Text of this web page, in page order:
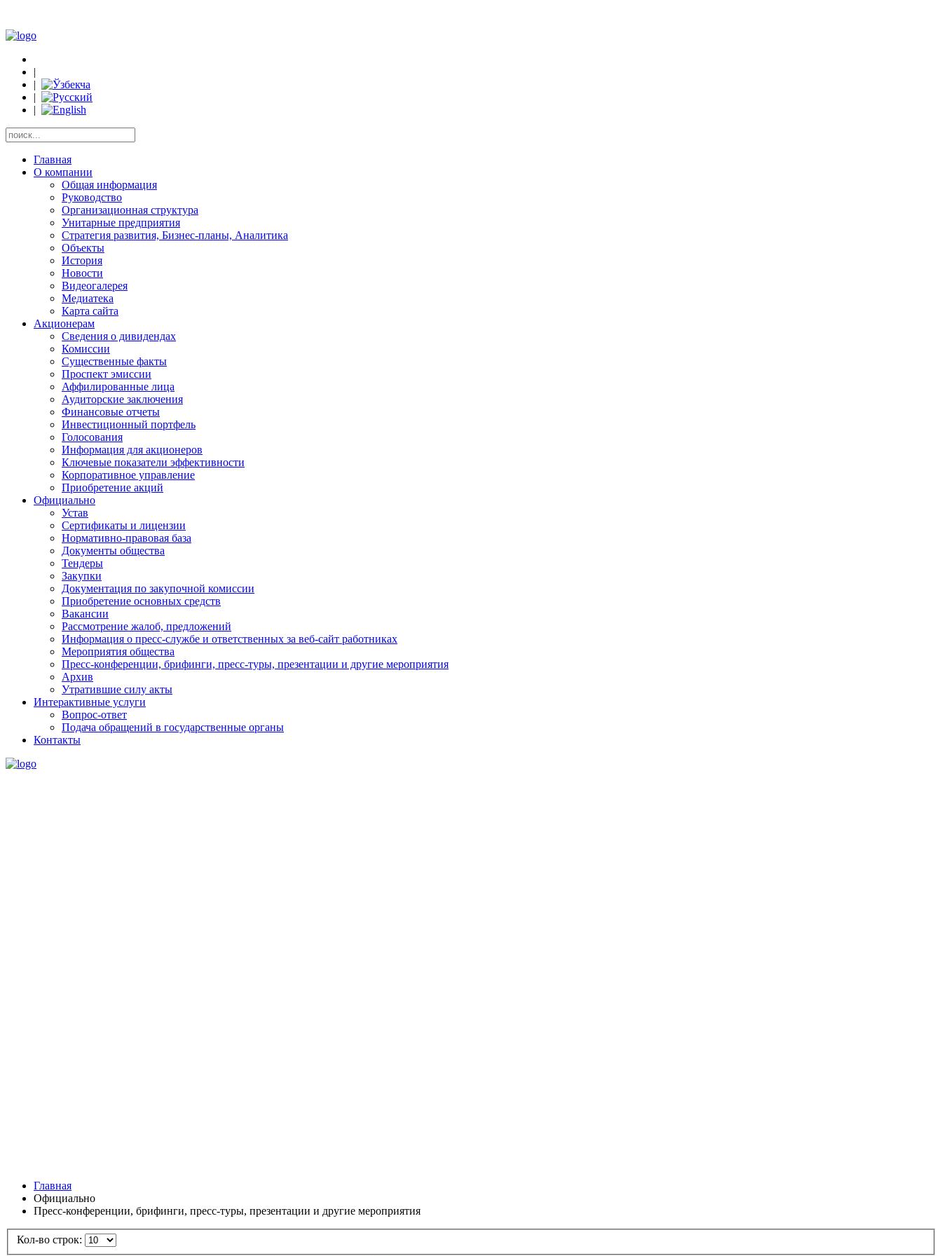
|
|
|
|
Главная
О компании
Общая информация
Руководство
Организационная структура
Унитарные предприятия
Стратегия развития, Бизнес-планы, Аналитика
Объекты
История
Новости
Видеогалерея
Медиатека
Карта сайта
Акционерам
Сведения о дивидендах
Комиссии
Существенные факты
Проспект эмиссии
Аффилированные лица
Аудиторские заключения
Финансовые отчеты
Инвестиционный портфель
Голосования
Информация для акционеров
Ключевые показатели эффективности
Корпоративное управление
Приобретение акций
Официально
Устав
Сертификаты и лицензии
Нормативно-правовая база
Документы общества
Тендеры
Закупки
Документация по закупочной комиссии
Приобретение основных средств
Вакансии
Рассмотрение жалоб, предложений
Информация о пресс-службе и ответственных за веб-сайт работниках
Мероприятия общества
Пресс-конференции, брифинги, пресс-туры, презентации и другие мероприятия
Архив
Утратившие силу акты
Интерактивные услуги
Вопрос-ответ
Подача обращений в государственные органы
Контакты
Главная
Официально
Пресс-конференции, брифинги, пресс-туры, презентации и другие мероприятия
Кол-во строк: